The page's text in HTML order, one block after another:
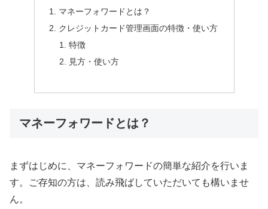
マネーフォワードとは？
クレジットカード管理画面の特徴・使い方
特徴
見方・使い方
マネーフォワードとは？
まずはじめに、マネーフォワードの簡単な紹介を行いま
す。ご存知の方は、読み飛ばしていただいても構いませ
ん。